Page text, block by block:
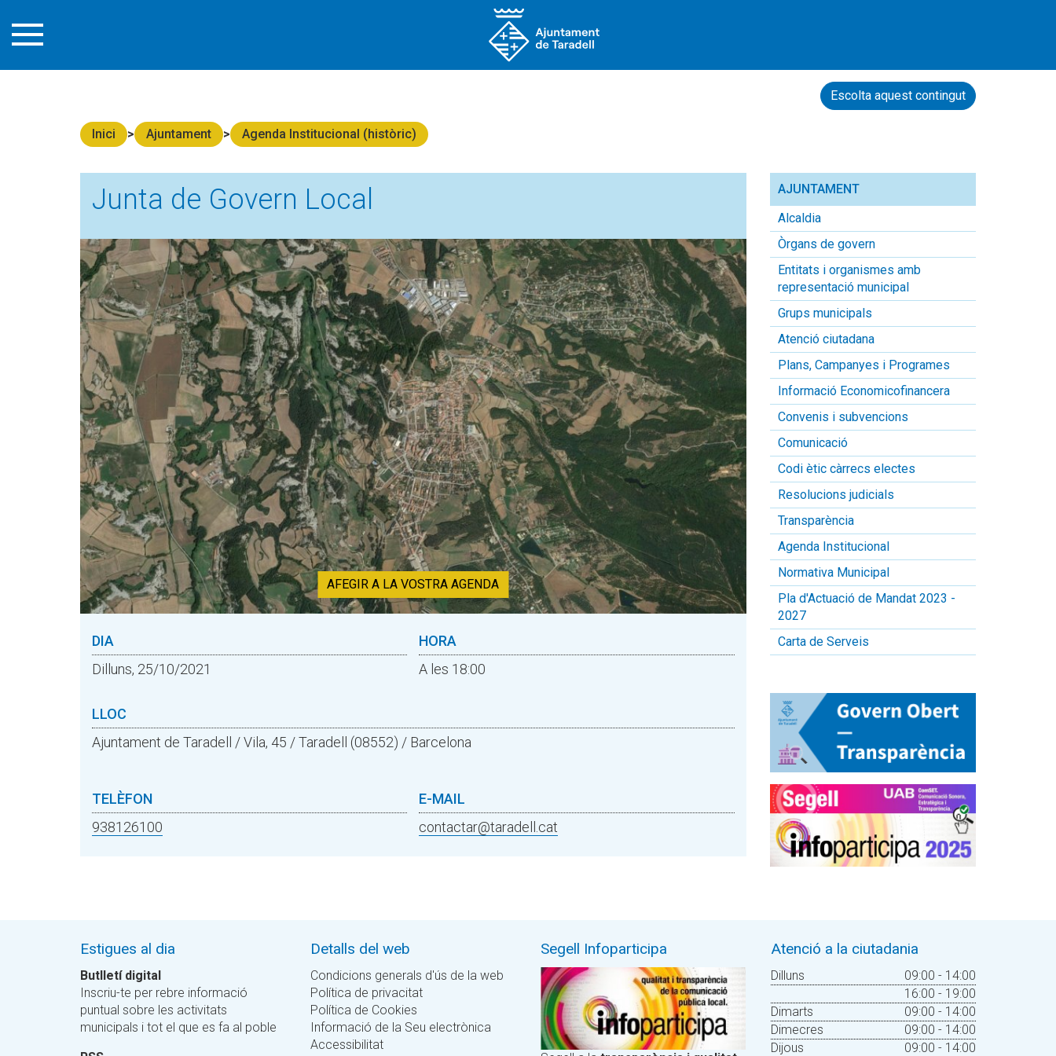
Escolta aquest contingut
Inici Ajuntament Agenda Institucional (històric)
Junta de Govern Local
AFEGIR A LA VOSTRA AGENDA
DIA
Dilluns, 25/10/2021
HORA
A les 18:00
LLOC
Ajuntament de Taradell / Vila, 45 / Taradell (08552) / Barcelona
TELÈFON
938126100
E-MAIL
contactar@taradell.cat
AJUNTAMENT
Alcaldia
Òrgans de govern
Entitats i organismes amb
representació municipal
Grups municipals
Atenció ciutadana
Plans, Campanyes i Programes
Informació Economicofinancera
Convenis i subvencions
Comunicació
Codi ètic càrrecs electes
Resolucions judicials
Transparència
Agenda Institucional
Normativa Municipal
Pla d'Actuació de Mandat 2023 -
2027
Carta de Serveis
Estigues al dia
Butlletí digital
Inscriu-te per rebre informació
puntual sobre les activitats
municipals i tot el que es fa al poble
Detalls del web
Condicions generals d'ús de la web
Política de privacitat
Política de Cookies
Informació de la Seu electrònica
Accessibilitat
Segell Infoparticipa Atenció a la ciutadania
Dilluns
09:00 - 14:00
16:00 - 19:00
Dimarts
09:00 - 14:00
Dimecres
09:00 - 14:00
Dijous
09:00 - 14:00